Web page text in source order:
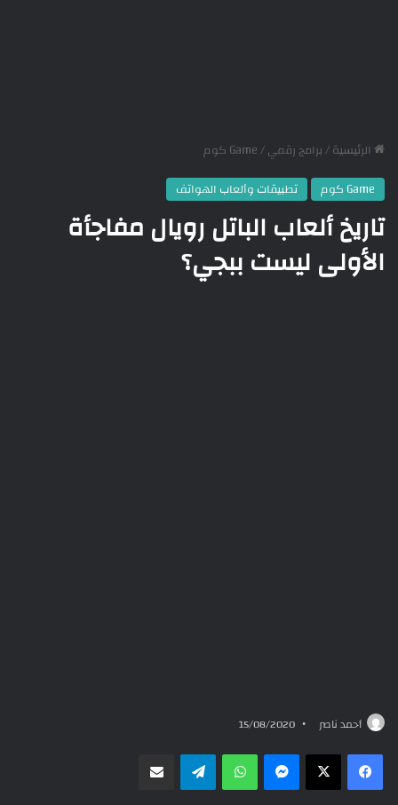
الرئيسية/برامج رقمي/Game كوم
Game كوم
تطبيقات وألعاب الهواتف
تاريخ ألعاب الباتل رويال مفاجأة
الأولى ليست ببجي؟
أحمد ناصر 15/08/2020
ماسنجر واتسابتيلقرام